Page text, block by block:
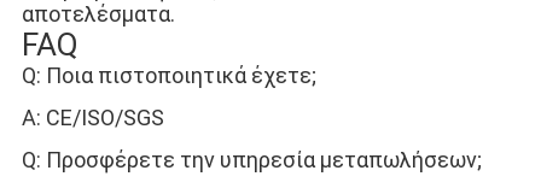
αποτελέσματα.
FAQ
Q: Ποια πιστοποιητικά έχετε;
Α: CE/ISO/SGS
Q: Προσφέρετε την υπηρεσία μεταπωλήσεων;